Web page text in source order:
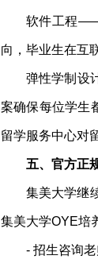
软件工程——
向，毕业生在互
弹性学制设
案确保每位学生
留学服务中心对
五、官方正
集美大学继
集美大学OYE培
- 招生咨询